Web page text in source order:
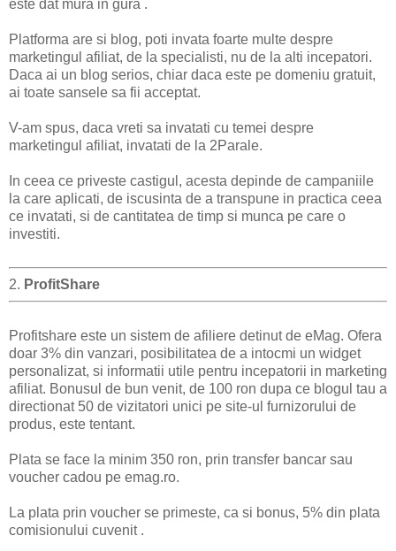
este dat mura in gura .
Platforma are si blog, poti invata foarte multe despre
marketingul afiliat, de la specialisti, nu de la alti incepatori.
Daca ai un blog serios, chiar daca este pe domeniu gratuit,
ai toate sansele sa fii acceptat.
V-am spus, daca vreti sa invatati cu temei despre
marketingul afiliat, invatati de la 2Parale.
In ceea ce priveste castigul, acesta depinde de campaniile
la care aplicati, de iscusinta de a transpune in practica ceea
ce invatati, si de cantitatea de timp si munca pe care o
investiti.
2. ProfitShare
Profitshare este un sistem de afiliere detinut de eMag. Ofera
doar 3% din vanzari, posibilitatea de a intocmi un widget
personalizat, si informatii utile pentru incepatorii in marketing
afiliat. Bonusul de bun venit, de 100 ron dupa ce blogul tau a
directionat 50 de vizitatori unici pe site-ul furnizorului de
produs, este tentant.
Plata se face la minim 350 ron, prin transfer bancar sau
voucher cadou pe emag.ro.
La plata prin voucher se primeste, ca si bonus, 5% din plata
comisionului cuvenit .